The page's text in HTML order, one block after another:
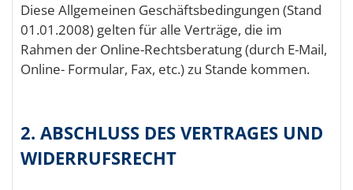
Diese Allgemeinen Geschäftsbedingungen (Stand
01.01.2008) gelten für alle Verträge, die im
Rahmen der Online-Rechtsberatung (durch E-Mail,
Online- Formular, Fax, etc.) zu Stande kommen.
2. ABSCHLUSS DES VERTRAGES UND
WIDERRUFSRECHT